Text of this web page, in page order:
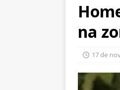
na
17 de